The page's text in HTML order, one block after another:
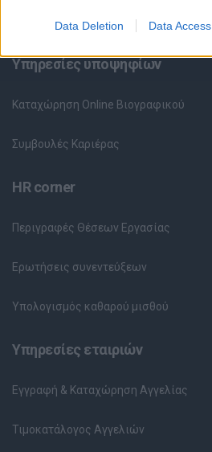
Data Deletion Data Access
Κέντρο Βοήθειας
Υπηρεσίες υποψηφίων
Καταχώρηση Online Βιογραφικού
Συμβουλές Καριέρας
HR corner
Περιγραφές Θέσεων Εργασίας
Ερωτήσεις συνεντεύξεων
Υπολογισμός καθαρού μισθού
Υπηρεσίες εταιριών
Εγγραφή & Καταχώρηση Αγγελίας
Τιμοκατάλογος Αγγελιών